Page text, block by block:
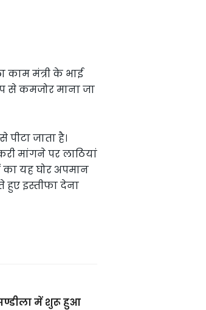
मंत्री के भाई
से कमजोर माना जा
पीटा जाता है।
मांगने पर लाठियां
का यह घोर अपमान
हुए इस्तीफा देना
में शुरू हुआ